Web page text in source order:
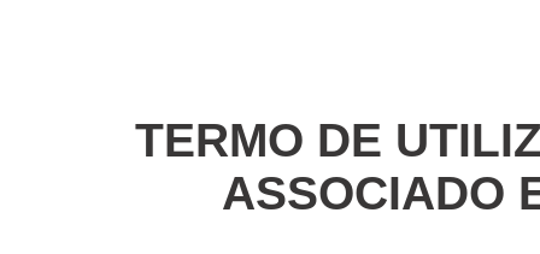
TERMO DE
ASSOCIADO